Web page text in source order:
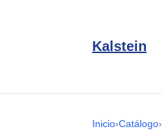
Kalstein
Inicio›Catálogo›